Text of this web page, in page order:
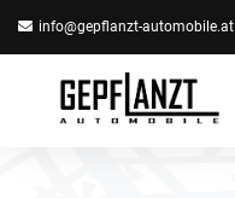
info@gepflanzt-automobile.at